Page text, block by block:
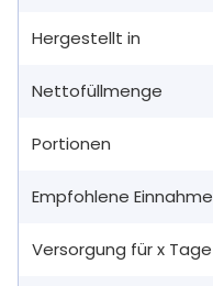
Hergestellt in
Nettofüllmenge
Portionen
Empfohlene Einnahme
Versorgung für x Tage